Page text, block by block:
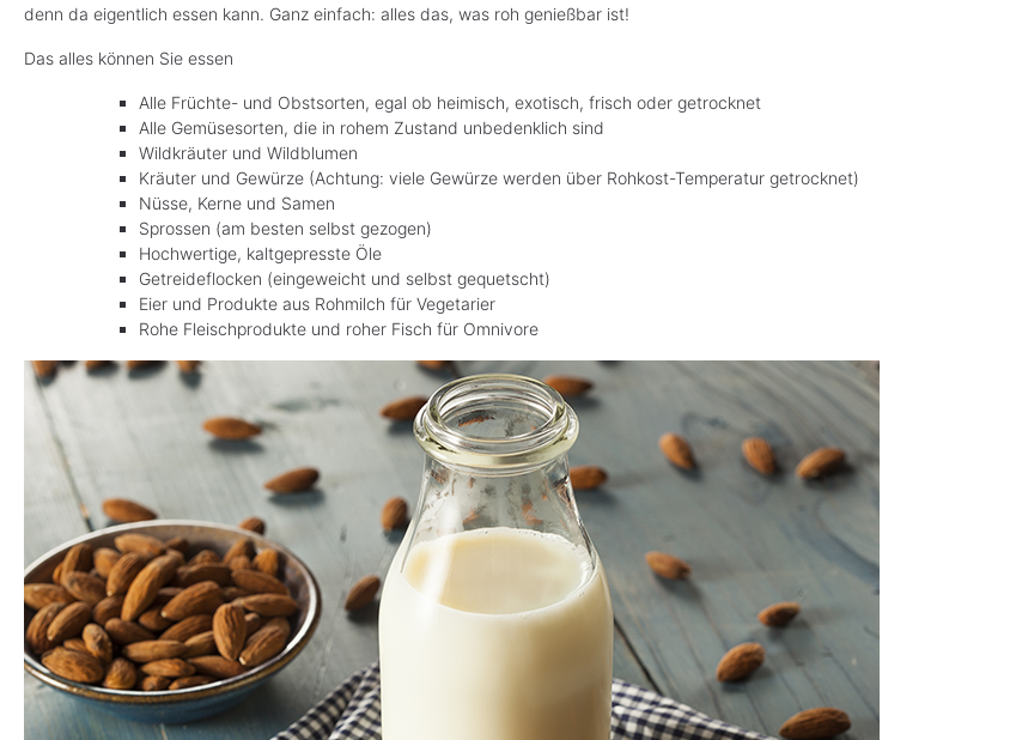
denn da eigentlich essen kann. Ganz einfach: alles das, was roh genießbar ist!
Das alles können Sie essen
Alle Früchte- und Obstsorten, egal ob heimisch, exotisch, frisch oder getrocknet
Alle Gemüsesorten, die in rohem Zustand unbedenklich sind
Wildkräuter und Wildblumen
Kräuter und Gewürze (Achtung: viele Gewürze werden über Rohkost-Temperatur getrocknet)
Nüsse, Kerne und Samen
Sprossen (am besten selbst gezogen)
Hochwertige, kaltgepresste Öle
Getreideflocken (eingeweicht und selbst gequetscht)
Eier und Produkte aus Rohmilch für Vegetarier
Rohe Fleischprodukte und roher Fisch für Omnivore